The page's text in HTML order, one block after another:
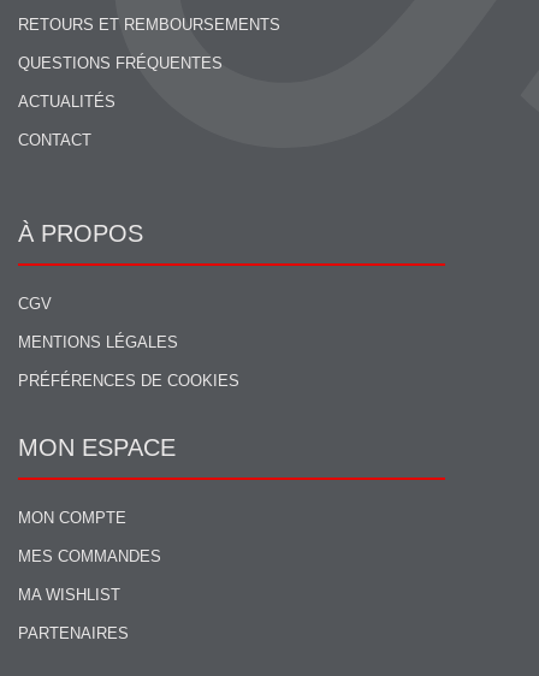
RETOURS ET REMBOURSEMENTS
QUESTIONS FRÉQUENTES
ACTUALITÉS
CONTACT
À PROPOS
CGV
MENTIONS LÉGALES
PRÉFÉRENCES DE COOKIES
MON ESPACE
MON COMPTE
MES COMMANDES
MA WISHLIST
PARTENAIRES